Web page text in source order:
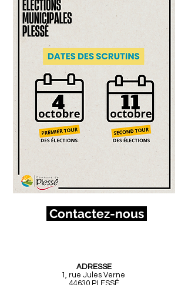
Contactez-nous
ADRESSE
1, rue Jules Verne
44630 PLESSÉ